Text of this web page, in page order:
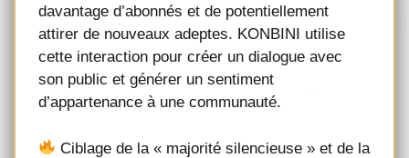
davantage d’abonnés et de potentiellement
attirer de nouveaux adeptes. KONBINI utilise
cette interaction pour créer un dialogue avec
son public et générer un sentiment
d’appartenance à une communauté.
Ciblage de la « majorité silencieuse » et de la